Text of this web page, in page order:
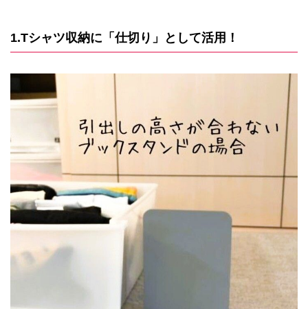
1.Tシャツ収納に「仕切り」として活用！